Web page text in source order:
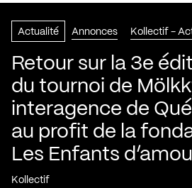
Actualité Annonces Kollectif -
Retour sur la 3e
du tournoi de
interagence de
au profit de la
Les Enfants
Kollectif